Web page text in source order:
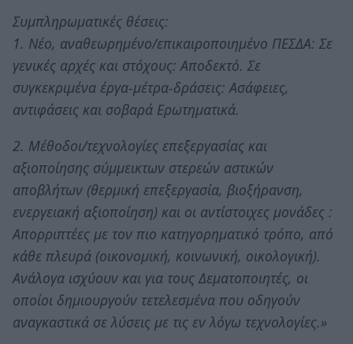
Συμπληρωματικές θέσεις:
1. Νέο, αναθεωρημένο/επικαιροποιημένο ΠΕΣΔΑ: Σε
γενικές αρχές και στόχους: Αποδεκτό. Σε
συγκεκριμένα έργα-μέτρα-δράσεις: Ασάφειες,
αντιφάσεις και σοβαρά Ερωτηματικά.
2. Μέθοδοι/τεχνολογίες επεξεργασίας και
αξιοποίησης σύμμεικτων στερεών αστικών
αποβλήτων (θερμική επεξεργασία, βιοξήρανση,
ενεργειακή αξιοποίηση) και οι αντίστοιχες μονάδες :
Απορριπτέες με τον πιο κατηγορηματικό τρόπο, από
κάθε πλευρά (οικονομική, κοινωνική, οικολογική).
Ανάλογα ισχύουν και για τους Δεματοποιητές, οι
οποίοι δημιουργούν τετελεσμένα που οδηγούν
αναγκαστικά σε λύσεις με τις εν λόγω τεχνολογίες.»